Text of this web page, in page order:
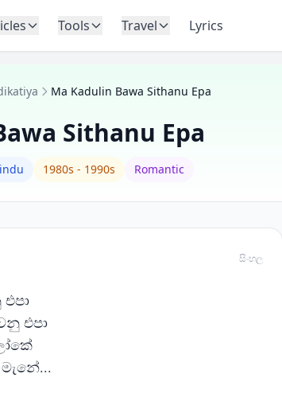
Tools Travel Lyrics
Ma Kadulin Bawa Sithanu Epa
Sithanu Epa
1980s - 1990s Romantic
සිංහල
එපා